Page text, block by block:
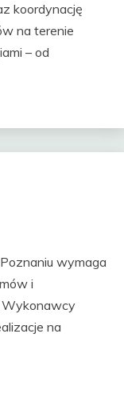
koordynację
na terenie
– od
wymaga
i
na